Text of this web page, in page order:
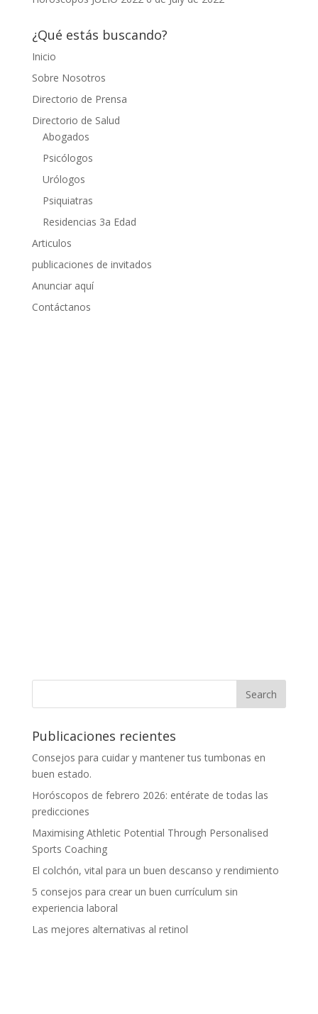
¿Qué estás buscando?
Inicio
Sobre Nosotros
Directorio de Prensa
Directorio de Salud
Abogados
Psicólogos
Urólogos
Psiquiatras
Residencias 3a Edad
Articulos
publicaciones de invitados
Anunciar aquí
Contáctanos
Publicaciones recientes
Consejos para cuidar y mantener tus tumbonas en
buen estado.
Horóscopos de febrero 2026: entérate de todas las
predicciones
Maximising Athletic Potential Through Personalised
Sports Coaching
El colchón, vital para un buen descanso y rendimiento
5 consejos para crear un buen currículum sin
experiencia laboral
Las mejores alternativas al retinol